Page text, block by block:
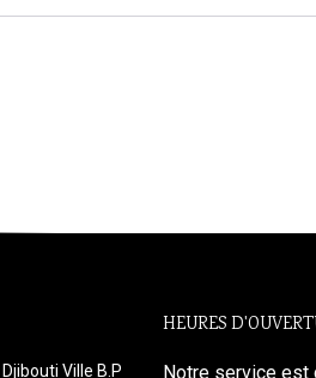
Ville B.P
HEURES
Notre service est